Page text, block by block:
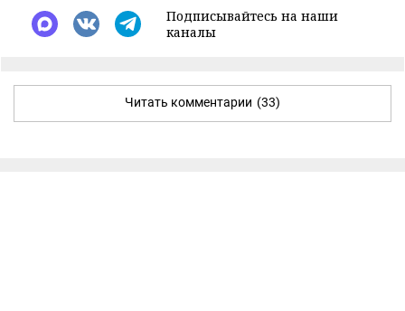
Подписывайтесь на наши
каналы
Читать комментарии (33)